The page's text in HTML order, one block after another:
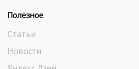
Полезное
Статьи
Новости